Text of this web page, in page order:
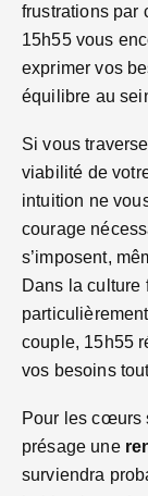
frustrations par
15h55 vous
exprimer vos
équilibre au
Si vous
viabilité de
intuition ne
courage
s’imposent,
Dans la culture
couple, 15h55
vos besoins
Pour les cœurs
présage une
surviendra